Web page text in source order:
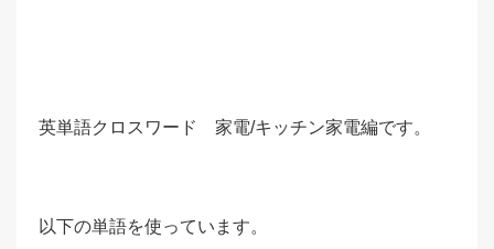
英単語クロスワード 家電/キッチン家電編です。
以下の単語を使っています。